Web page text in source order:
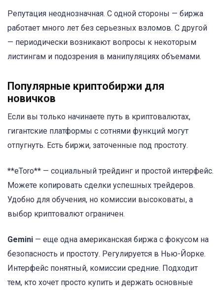
Репутация неоднозначная. С одной стороны — биржа
работает много лет без серьезных взломов. С другой
— периодически возникают вопросы к некоторым
листингам и подозрения в манипуляциях объемами.
Популярные криптобиржи для
новичков
Если вы только начинаете путь в криптовалютах,
гигантские платформы с сотнями функций могут
отпугнуть. Есть биржи, заточенные под простоту.
**eToro** — социальный трейдинг и простой интерфейс.
Можете копировать сделки успешных трейдеров.
Удобно для обучения, но комиссии высоковаты, а
выбор криптовалют ограничен.
Gemini — еще одна американская биржа с фокусом на
безопасность и простоту. Регулируется в Нью-Йорке.
Интерфейс понятный, комиссии средние. Подходит
тем, кто хочет просто купить и держать основные